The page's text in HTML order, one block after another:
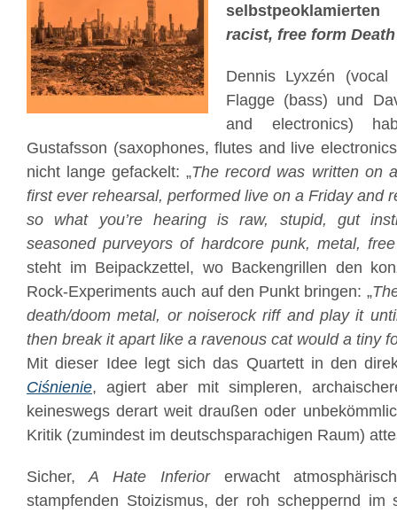
racist, free form
Dennis Lyxzén
Flagge (bass) und
and electronics)
Gustafsson (saxophones, flutes and live
nicht lange gefackelt: „The record was written on
first ever rehearsal, performed live on a Friday and
so what you’re hearing is raw, stupid, gut
seasoned purveyors of hardcore punk, metal,
steht im Beipackzettel, wo Backengrillen den
Rock-Experiments auch auf den Punkt bringen: „
death/doom metal, or noiserock riff and play it
then break it apart like a ravenous cat would a tiny
Mit dieser Idee legt sich das Quartett in den
Ciśnienie, agiert aber mit simpleren,
keineswegs derart weit draußen oder
Kritik (zumindest im deutschsparachigen Raum)
Sicher, A Hate Inferiorerwacht
stampfenden Stoizismus, der roh scheppernd im